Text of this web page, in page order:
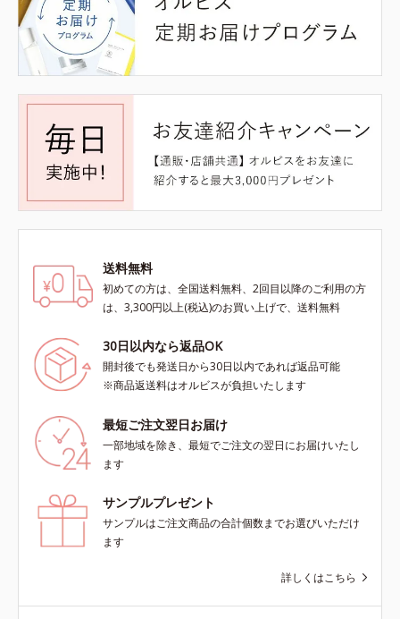
送料無料
初めての方は、全国送料無料、2回目以降のご利用の方
は、3,300円以上(税込)のお買い上げで、送料無料
30日以内なら返品OK
開封後でも発送日から30日以内であれば返品可能
※商品返送料はオルビスが負担いたします
最短ご注文翌日お届け
一部地域を除き、最短でご注文の翌日にお届けいたし
ます
サンプルプレゼント
サンプルはご注文商品の合計個数までお選びいただけ
ます
詳しくはこちら